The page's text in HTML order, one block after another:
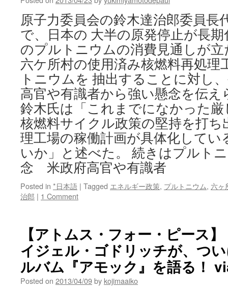
原子力委員会の鈴木達治郎委員長
で、日本の 大半の原発停止が長
のプルトニウムの消費見通しが
六ケ所村の使用済み核燃料再処理
トニウムを 抽出することに対し
高官や有識者から強い懸念を伝
鈴木氏は「これまでになかった
核燃料サイクル政策の堅持を打
理工場の稼働計画が具体化して
いか」と述べた。 続きはプルト
念 米政府高官や有識者
Posted in *日本語 | Tagged エネルギー政策, プルトニウム, 六ヶ
治郎 | 1 Comment
【アトムス・フォー・ピース
イジェル・ゴドリッチが、つ
ルバム『アモック』を語る！
Posted on 2013/04/09by kojimaaiko